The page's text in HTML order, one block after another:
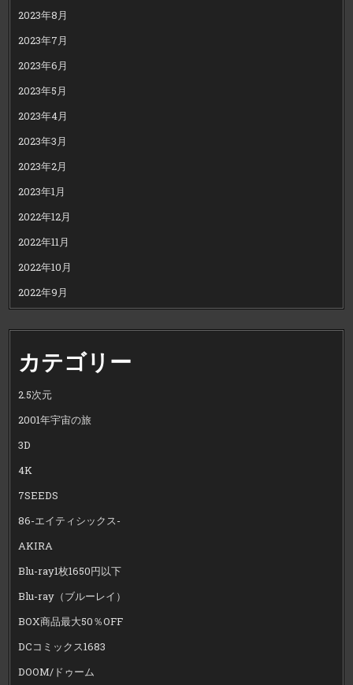
2023年8月
2023年7月
2023年6月
2023年5月
2023年4月
2023年3月
2023年2月
2023年1月
2022年12月
2022年11月
2022年10月
2022年9月
カテゴリー
2.5次元
2001年宇宙の旅
3D
4K
7SEEDS
86-エイティシックス-
AKIRA
Blu-ray1枚1650円以下
Blu-ray（ブルーレイ）
BOX商品最大50％OFF
DCコミックス1683
DOOM/ドゥーム